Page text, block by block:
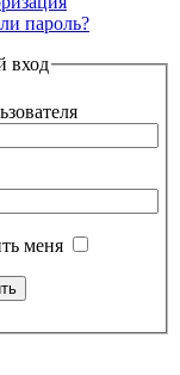
пароль?
вход
меня